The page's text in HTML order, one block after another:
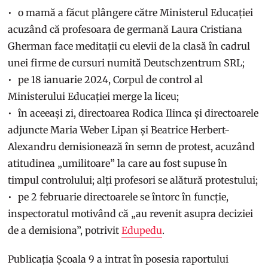
o mamă a făcut plângere către Ministerul Educației
acuzând că profesoara de germană Laura Cristiana
Gherman face meditații cu elevii de la clasă în cadrul
unei firme de cursuri numită Deutschzentrum SRL;
pe 18 ianuarie 2024, Corpul de control al
Ministerului Educației merge la liceu;
în aceeași zi, directoarea Rodica Ilinca și directoarele
adjuncte Maria Weber Lipan și Beatrice Herbert-
Alexandru demisionează în semn de protest, acuzând
atitudinea „umilitoare” la care au fost supuse în
timpul controlului; alți profesori se alătură protestului;
pe 2 februarie directoarele se întorc în funcție,
inspectoratul motivând că „au revenit asupra deciziei
de a demisiona”, potrivitEdupedu.
Publicația Școala 9 a intrat în posesia raportului